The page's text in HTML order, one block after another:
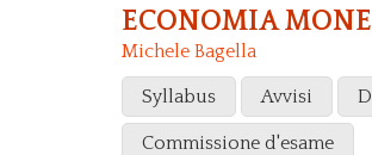
ECONOMIA
Michele Bagella
Syllabus Avvisi
Commissione d'esame